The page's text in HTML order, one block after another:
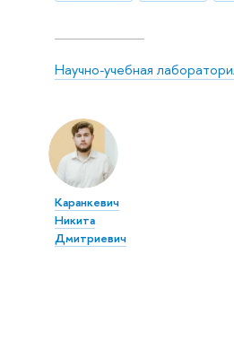
Научно-учебная
Каранкевич
Никита
Дмитриевич